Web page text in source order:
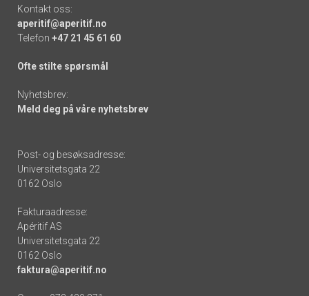
Kontakt oss:
aperitif@aperitif.no
Telefon +47 21 45 61 60
Ofte stilte spørsmål
Nyhetsbrev:
Meld deg på våre nyhetsbrev
Post- og besøksadresse:
Universitetsgata 22
0162 Oslo
Fakturaadresse:
Apéritif AS
Universitetsgata 22
0162 Oslo
faktura@aperitif.no